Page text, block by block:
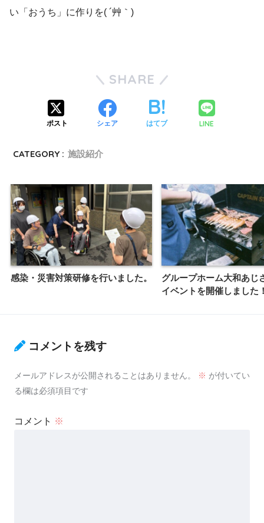
い「おうち」に作りを( ´艸｀)
SHARE
ポスト シェア はてブ LINE
CATEGORY : 施設紹介
感染・災害対策研修を行いました。
グループホーム大和あじ
イベントを開催しました
コメントを残す
メールアドレスが公開されることはありません。 ※ が付いてい
る欄は必須項目です
コメント ※